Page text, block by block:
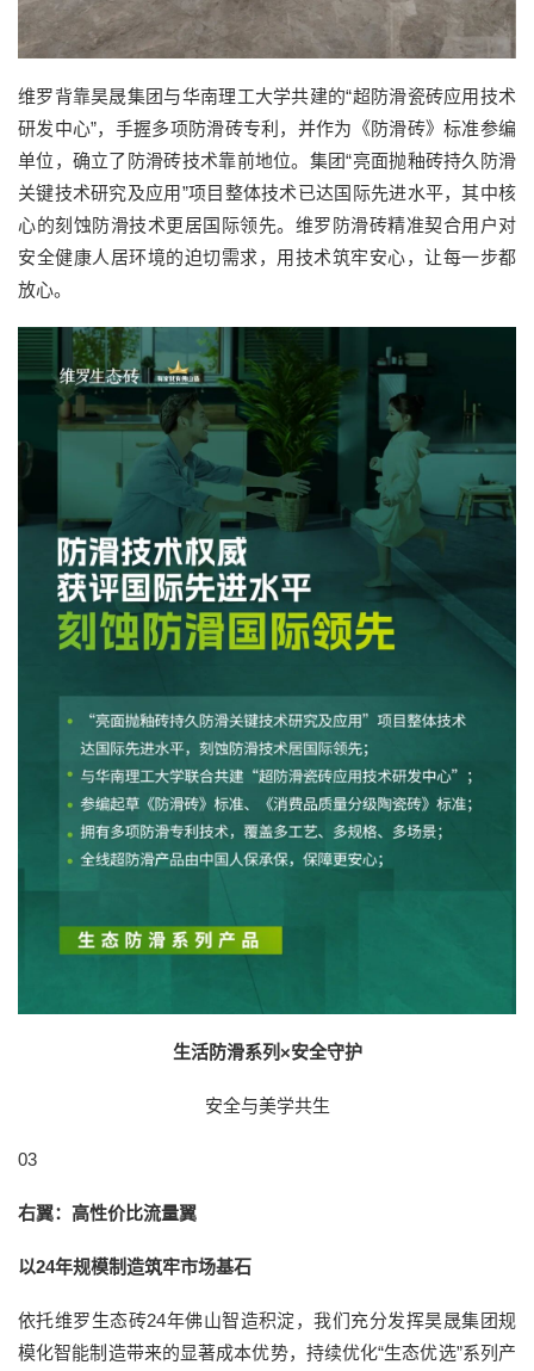
维罗背靠昊晟集团与华南理工大学共建的“超防滑瓷砖应用技术
研发中心”，手握多项防滑砖专利，并作为《防滑砖》标准参编
单位，确立了防滑砖技术靠前地位。集团“亮面抛釉砖持久防滑
关键技术研究及应用”项目整体技术已达国际先进水平，其中核
心的刻蚀防滑技术更居国际领先。维罗防滑砖精准契合用户对
安全健康人居环境的迫切需求，用技术筑牢安心，让每一步都
放心。
生活防滑系列×安全守护
安全与美学共生
03
右翼：高性价比流量翼
以24年规模制造筑牢市场基石
依托维罗生态砖24年佛山智造积淀，我们充分发挥昊晟集团规
模化智能制造带来的显著成本优势，持续优化“生态优选”系列产